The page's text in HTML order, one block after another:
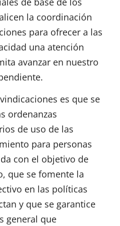
la coordinación
para ofrecer a las
una atención
avanzar en nuestro
es que se
ordenanzas
de uso de las
para personas
con el objetivo de
que se fomente la
en las políticas
y que se garantice
general que